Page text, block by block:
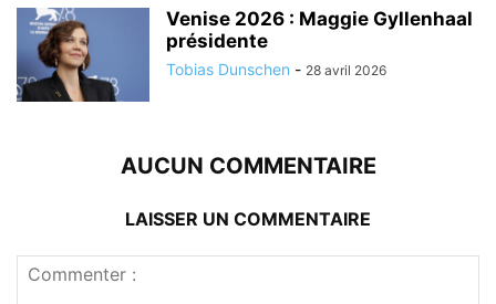
Venise 2026 : Maggie Gyllenhaal
présidente
Tobias Dunschen - 28 avril 2026
AUCUN COMMENTAIRE
LAISSER UN COMMENTAIRE